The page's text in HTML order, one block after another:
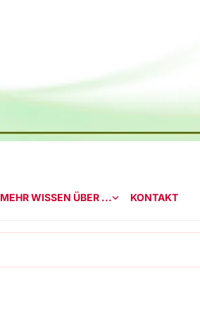
MEHR WISSEN ÜBER ... KONTAKT